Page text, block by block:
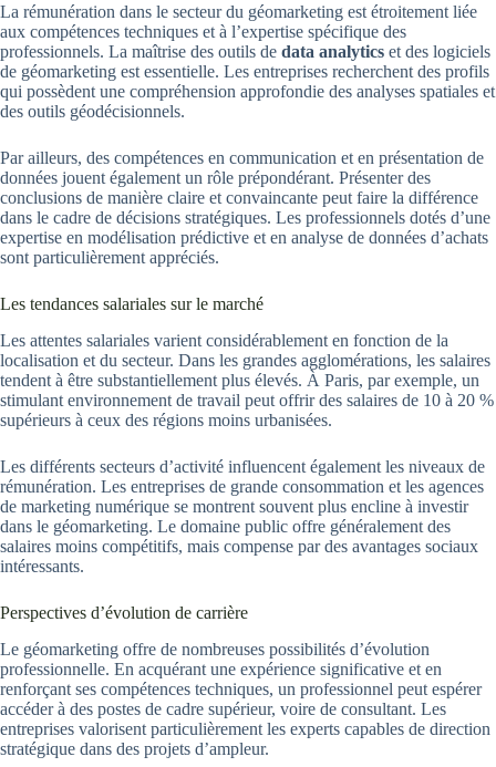
La rémunération dans le secteur du géomarketing est étroitement liée
aux compétences techniques et à l’expertise spécifique des
professionnels. La maîtrise des outils de data analytics et des logiciels
de géomarketing est essentielle. Les entreprises recherchent des profils
qui possèdent une compréhension approfondie des analyses spatiales et
des outils géodécisionnels.
Par ailleurs, des compétences en communication et en présentation de
données jouent également un rôle prépondérant. Présenter des
conclusions de manière claire et convaincante peut faire la différence
dans le cadre de décisions stratégiques. Les professionnels dotés d’une
expertise en modélisation prédictive et en analyse de données d’achats
sont particulièrement appréciés.
Les tendances salariales sur le marché
Les attentes salariales varient considérablement en fonction de la
localisation et du secteur. Dans les grandes agglomérations, les salaires
tendent à être substantiellement plus élevés. À Paris, par exemple, un
stimulant environnement de travail peut offrir des salaires de 10 à 20 %
supérieurs à ceux des régions moins urbanisées.
Les différents secteurs d’activité influencent également les niveaux de
rémunération. Les entreprises de grande consommation et les agences
de marketing numérique se montrent souvent plus encline à investir
dans le géomarketing. Le domaine public offre généralement des
salaires moins compétitifs, mais compense par des avantages sociaux
intéressants.
Perspectives d’évolution de carrière
Le géomarketing offre de nombreuses possibilités d’évolution
professionnelle. En acquérant une expérience significative et en
renforçant ses compétences techniques, un professionnel peut espérer
accéder à des postes de cadre supérieur, voire de consultant. Les
entreprises valorisent particulièrement les experts capables de direction
stratégique dans des projets d’ampleur.